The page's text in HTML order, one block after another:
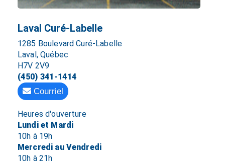
Laval Curé-Labelle
1285 Boulevard Curé-Labelle
Laval, Québec
H7V 2V9
(450) 341-1414
Courriel
Heures d'ouverture
Lundi et Mardi
10h à 19h
Mercredi au Vendredi
10h à 21h